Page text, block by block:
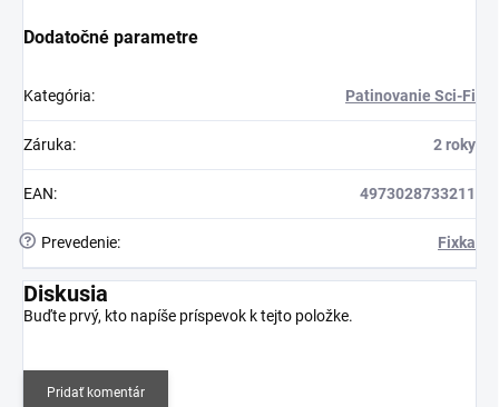
Dodatočné parametre
Kategória: Patinovanie Sci-Fi
Záruka: 2 roky
EAN: 4973028733211
? Prevedenie: Fixka
Diskusia
Buďte prvý, kto napíše príspevok k tejto položke.
Pridať komentár